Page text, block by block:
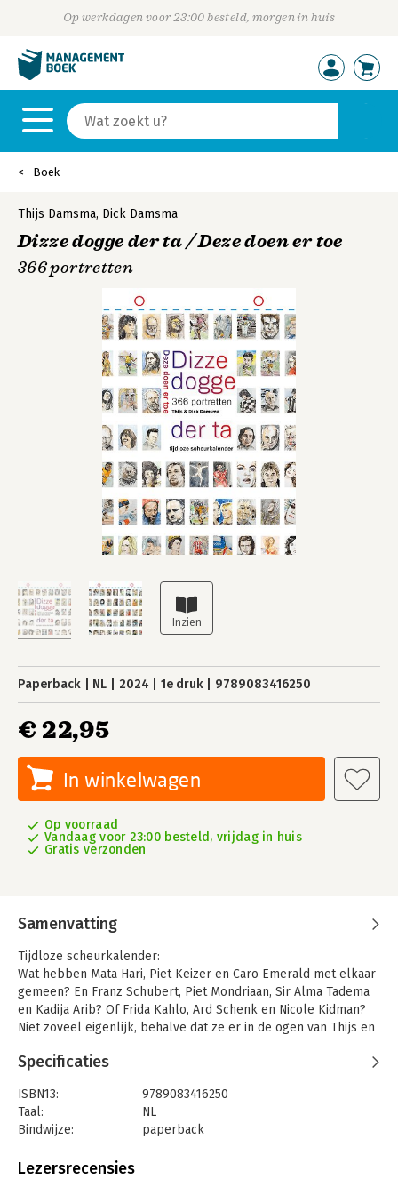
Op werkdagen voor 23:00 besteld, morgen in huis
Boek
Thijs Damsma, Dick Damsma
Dizze dogge der ta / Deze doen er toe
366 portretten
Paperback NL 2024 1e druk 9789083416250
€ 22,95
In winkelwagen
Op voorraad
Vandaag voor 23:00 besteld, vrijdag in huis
Gratis verzonden
Samenvatting
Tijdloze scheurkalender:
Wat hebben Mata Hari, Piet Keizer en Caro Emerald met elkaar
gemeen? En Franz Schubert, Piet Mondriaan, Sir Alma Tadema
en Kadija Arib? Of Frida Kahlo, Ard Schenk en Nicole Kidman?
Niet zoveel eigenlijk, behalve dat ze er in de ogen van Thijs en
andere min of meer beroemdheden, die de broers hebben
ook plaats ingeruimd voor Al Capone, Machiavelli, Raspoetin en
Lionel Messi, waar Thijs en Dick ‘veel minder’ mee hebben. Ze
doen er echter wel toe; “Dizze Dogge Der Ta”, zoals de Friezen
van de broers Damsma.
Specificaties
ISBN13:
9789083416250
Taal:
NL
Bindwijze:
paperback
Uitgever:
Lezersrecensies